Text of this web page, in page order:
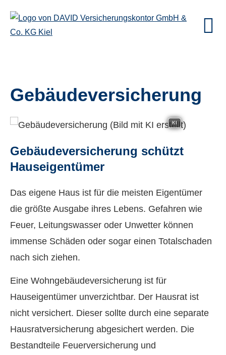
Ge­bäude­ver­si­che­rung
KI
Ge­bäude­ver­si­che­rung schützt
Hauseigentümer
Das eigene Haus ist für die meisten Eigentümer
die größte Ausgabe ihres Lebens. Gefahren wie
Feuer, Leitungswasser oder Unwetter können
immense Schäden oder sogar einen Totalschaden
nach sich ziehen.
Eine Wohngebäudeversicherung ist für
Hauseigentümer unverzichtbar. Der Hausrat ist
nicht versichert. Dieser sollte durch eine separate
Haus­rat­ver­si­che­rung abgesichert werden. Die
Bestandteile Feuerversicherung und